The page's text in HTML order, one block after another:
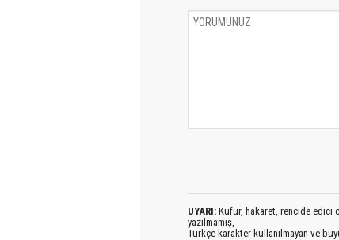
UYARI: Küfür, hakaret, rencide edici
yazılmamış,
Türkçe karakter kullanılmayan ve